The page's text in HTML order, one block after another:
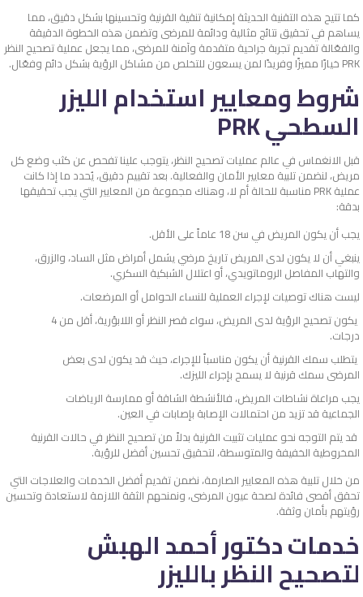
كما تتيح هذه التقنية الحديثة إمكانية تنقية القرنية وتحسينها بشكل دقيق، مما
يساهم في تحقيق نتائج مثالية ودائمة للمرضى وتضمن هذه الخطوة الدقيقة
والفعّالة تقديم تجربة جراحية متقدمة وآمنة للمرضى، مما يجعل عملية تصحيح النظر
PRK خيارًا مميزًا وفريدًا لمن يسعون للتخلص من مشاكل الرؤية بشكل دائم وفعّال.
شروط ومعايير استخدام الليزر
السطحي PRK
قبل الانغماس في عالم عمليات تصحيح النظر، يتوجب علينا تفحص عن كثب وضع كل
مريض، لنضمن تلبية معايير الأمان والفعالية. بعد تقييم دقيق، يُحدد ما إذا كانت
عملية PRK مناسبة للحالة أم لا، وهناك مجموعة من المعايير التي يجب تحقيقها
بدقة:
يجب أن يكون المريض في سن 18 عاماً على الأقل.
ينبغي أن لا يكون لدى المريض تاريخ مرضي يشمل أمراض مثل الساد، والزرق،
والتهاب المفاصل الروماتويدي، أو اعتلال الشبكية السكري.
ليست هناك توصيات لإجراء العملية للنساء الحوامل أو المرضعات.
يكون تصحيح الرؤية لدى المريض، سواء قصر النظر أو اللابؤرية، أقل من 4
درجات.
يتطلب سمك القرنية أن يكون مناسباً للإجراء، حيث قد يكون لدى بعض
المرضى سمك قرنية لا يسمح بإجراء الليزك.
يجب مراعاة نشاطات المريض، فالأنشطة الشاقة أو ممارسة الرياضات
الجماعية قد تزيد من احتمالات الإصابة بإصابات في العين.
قد يتم التوجه نحو عمليات تثبيت القرنية بدلاً من تصحيح النظر في حالات القرنية
المخروطية الخفيفة والمتوسطة، لتحقيق تحسين أفضل للرؤية.
من خلال تلبية هذه المعايير الصارمة، نضمن تقديم أفضل الخدمات والعلاجات التي
تحقق أقصى فائدة لصحة عيون المرضى، ونمنحهم الثقة اللازمة لاستعادة وتحسين
رؤيتهم بأمان وثقة.
خدمات دكتور أحمد الهبش
لتصحيح النظر بالليزر